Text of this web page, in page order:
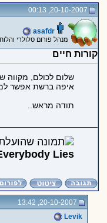
20-10-2007, 00:13
asafdr
מנהל פורום סלולרי
קורות חיים
שלום לכולם, מקווה
איפה ברשת אפשר
תודה מראש..
Lies
20-10-2007, 13:42
Levik